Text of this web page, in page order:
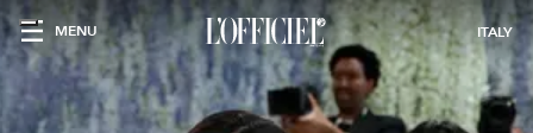
MENU ITALY